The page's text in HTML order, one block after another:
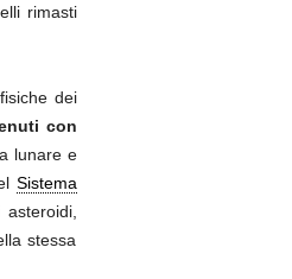
rimasti
dei
con
lunare e
Sistema
stessa